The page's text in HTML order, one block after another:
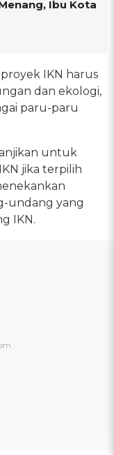
Ibu Kota
IKN harus
dan ekologi,
paru-paru
untuk
jika terpilih
undang yang
IKN.